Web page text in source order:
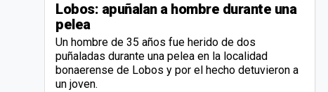
Lobos: apuñalan a hombre durante una
pelea
Un hombre de 35 años fue herido de dos
puñaladas durante una pelea en la localidad
bonaerense de Lobos y por el hecho detuvieron a
un joven.